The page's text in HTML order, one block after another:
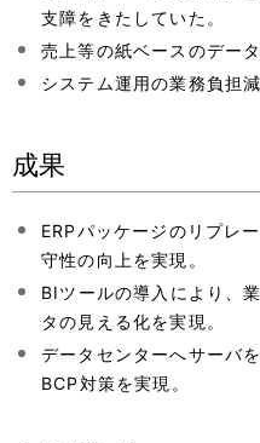
支障をきたしていた。
売上等の紙ベースのデー
システム運用の業務負担
成果
ERPパッケージのリプレ
守性の向上を実現。
BIツールの導入により、
タの見える化を実現。
データセンターへサーバ
BCP対策を実現。